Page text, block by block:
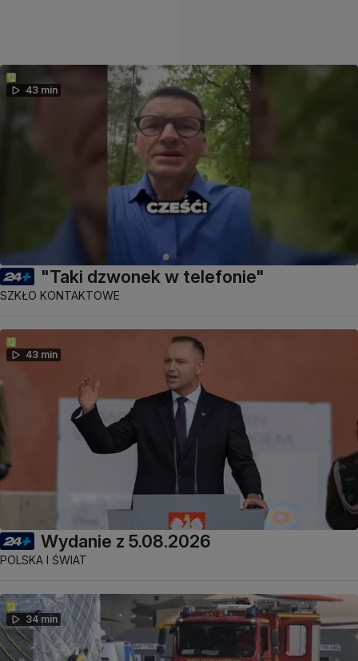
43 min
"Taki dzwonek w telefonie"
SZKŁO KONTAKTOWE
43 min
Wydanie z 5.08.2026
POLSKA I ŚWIAT
34 min